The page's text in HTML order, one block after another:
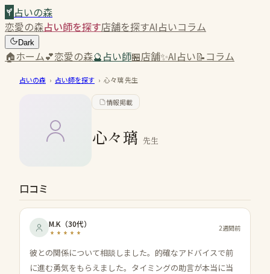
占いの森
恋愛の森占い師を探す店舗を探すAI占いコラム
Dark
🏠ホーム💕恋愛の森🔮占い師🏪店舗✨AI占い📝コラム
占いの森 › 占い師を探す › 心々璃先生
情報掲載
心々璃 先生
口コミ
M.K （30代） 2週間前
彼との関係について相談しました。的確なアドバイスで前
に進む勇気をもらえました。タイミングの助言が本当に当